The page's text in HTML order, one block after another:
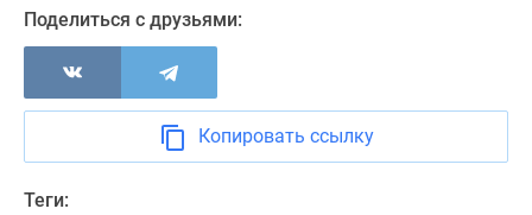
рынка
Покупателю
Экспертиза
новостроек
Поделиться с друзьями:
Копировать ссылку
Теги: